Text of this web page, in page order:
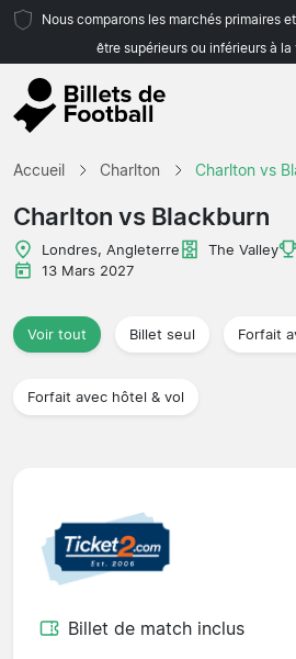
Nous comparons les marchés primaires
être supérieurs ou inférieurs à
Accueil Charlton Charlton vs
Charlton vs Blackburn
Londres, Angleterre The Valley
13 Mars 2027
Voir tout Billet seul Forfait
Forfait avec hôtel & vol
Billet de match inclus